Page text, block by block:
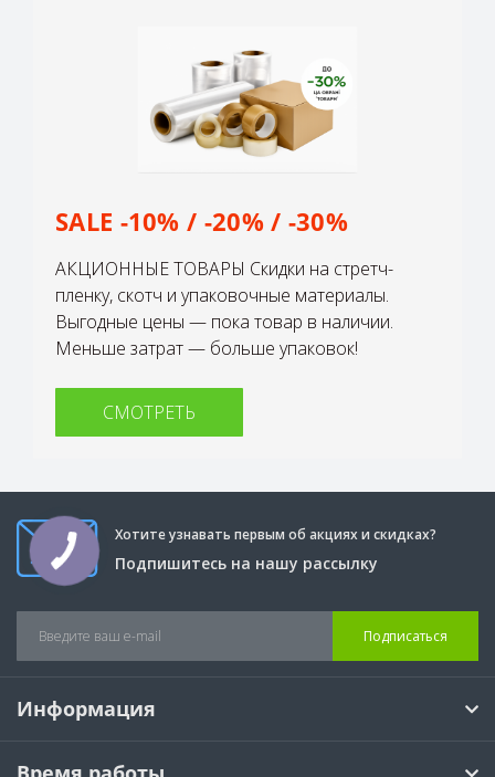
SALE -10% / -20% / -30%
АКЦИОННЫЕ ТОВАРЫ Скидки на стретч-
пленку, скотч и упаковочные материалы.
Выгодные цены — пока товар в наличии.
Меньше затрат — больше упаковок!
СМОТРЕТЬ
Хотите узнавать первым об акциях и скидках?
Подпишитесь на нашу рассылку
Подписаться
Информация